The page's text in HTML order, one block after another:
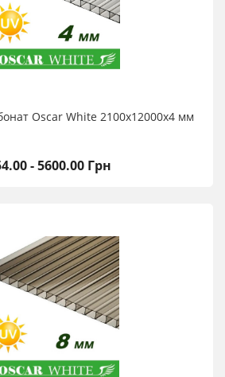
Oscar White 2100х12000х4 мм
- 5600.00 Грн